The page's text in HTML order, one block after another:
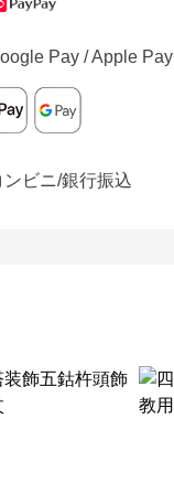
Pay / Apple Pay
ンビニ/銀行振込